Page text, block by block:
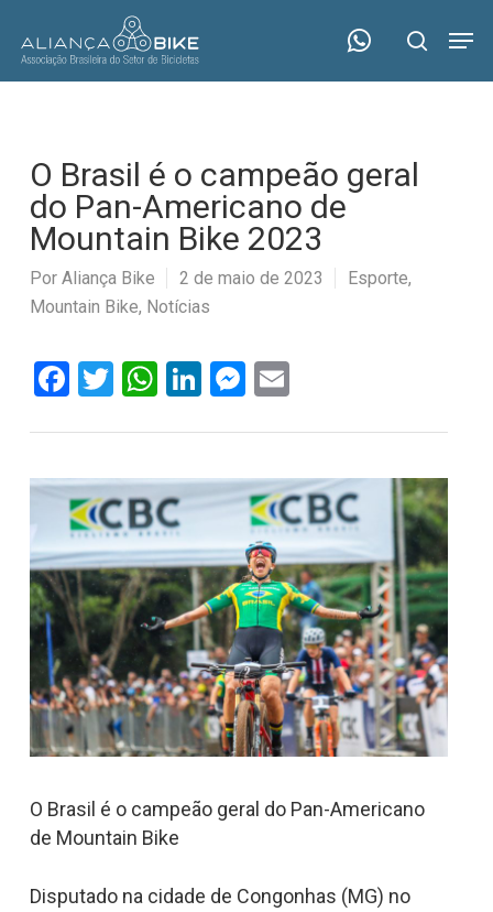
main
search
O Brasil é o campeão geral
do Pan-Americano de
Mountain Bike 2023
Por Aliança Bike 2 de maio de 2023 Esporte,
Mountain Bike, Notícias
Facebook
Twitter
WhatsApp
LinkedIn
Messenger
Email
O Brasil é o campeão geral do Pan-Americano
de Mountain Bike
Disputado na cidade de Congonhas (MG) no